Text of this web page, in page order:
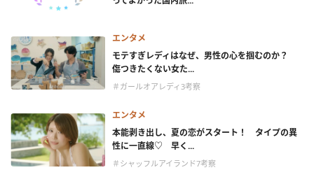
エンタメ
モテすぎレディはなぜ、男性の心を掴むのか？
傷つきたくない女た...
＃ガールオアレディ3考察
エンタメ
本能剥き出し、夏の恋がスタート！ タイプの異
性に一直線♡ 早く...
＃シャッフルアイランド7考察